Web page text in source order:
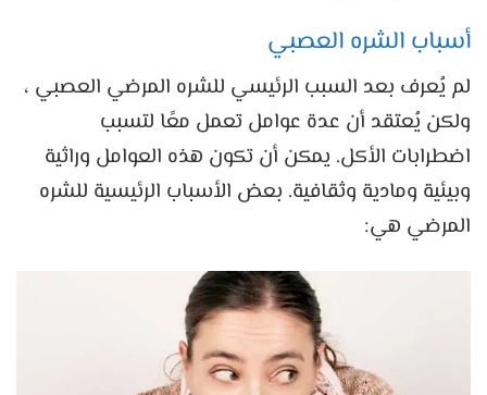
أسباب الشره العصبي
لم يُعرف بعد السبب الرئيسي للشره المرضي العصبي ،
ولكن يُعتقد أن عدة عوامل تعمل معًا لتسبب
اضطرابات الأكل. يمكن أن تكون هذه العوامل وراثية
وبيئية ومادية وثقافية. بعض الأسباب الرئيسية للشره
المرضي هي: